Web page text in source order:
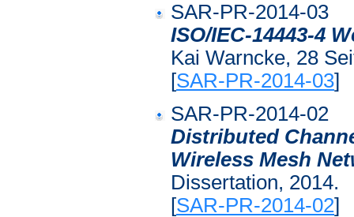
SAR-PR-2014-03
ISO/IEC-14443-4
Kai Warncke, 28
[SAR-PR-2014-03]
SAR-PR-2014-02
Distributed
Wireless Mesh
Dissertation, 2014.
[SAR-PR-2014-02]